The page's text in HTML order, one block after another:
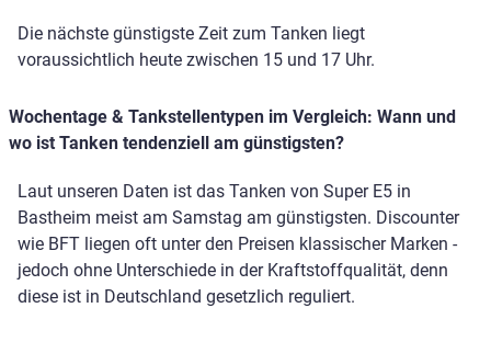
Die nächste günstigste Zeit zum Tanken liegt
voraussichtlich heute zwischen 15 und 17 Uhr.
Wochentage & Tankstellentypen im Vergleich: Wann und
wo ist Tanken tendenziell am günstigsten?
Laut unseren Daten ist das Tanken von Super E5 in
Bastheim meist am Samstag am günstigsten. Discounter
wie BFT liegen oft unter den Preisen klassischer Marken -
jedoch ohne Unterschiede in der Kraftstoffqualität, denn
diese ist in Deutschland gesetzlich reguliert.